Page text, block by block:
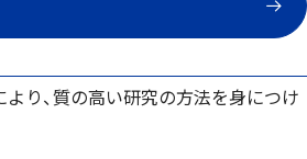
り、質の高い研究の方法を身につけ